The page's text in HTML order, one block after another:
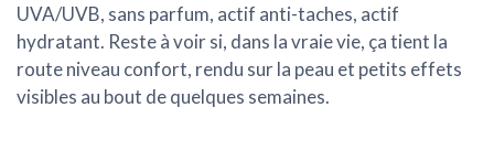
UVA/UVB, sans parfum, actif anti-taches, actif
hydratant. Reste à voir si, dans la vraie vie, ça tient la
route niveau confort, rendu sur la peau et petits effets
visibles au bout de quelques semaines.